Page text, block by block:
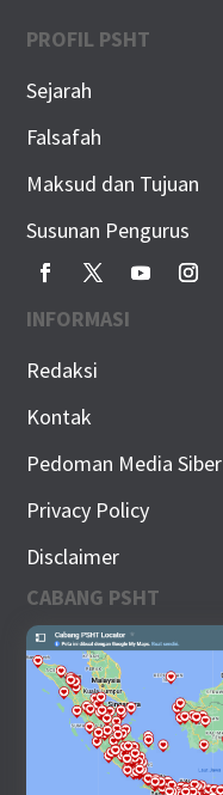
PROFIL PSHT
Sejarah
Falsafah
Maksud dan Tujuan
Susunan Pengurus
INFORMASI
Redaksi
Kontak
Pedoman Media Siber
Privacy Policy
Disclaimer
CABANG PSHT